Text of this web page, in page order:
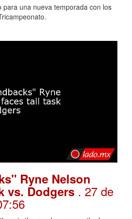
para una nueva temporada con los
Ryne Nelson
vs. Dodgers . 27 de